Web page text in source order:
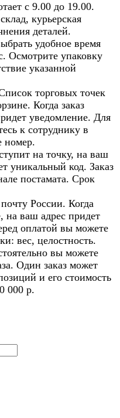
с 9.00 до 19.00.
курьерская
деталей.
удобное время
Осмотрите упаковку
указанной
торговых точек
Когда заказ
уведомление. Для
к сотруднику в
номер.
на точку, на ваш
уникальный код. Заказ
постамата. Срок
России. Когда
на ваш адрес придет
оплатой вы можете
вес, целостность.
вы можете
Один заказ может
и его стоимость
000 р.